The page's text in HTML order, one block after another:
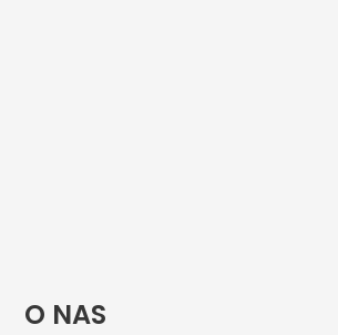
O NAS